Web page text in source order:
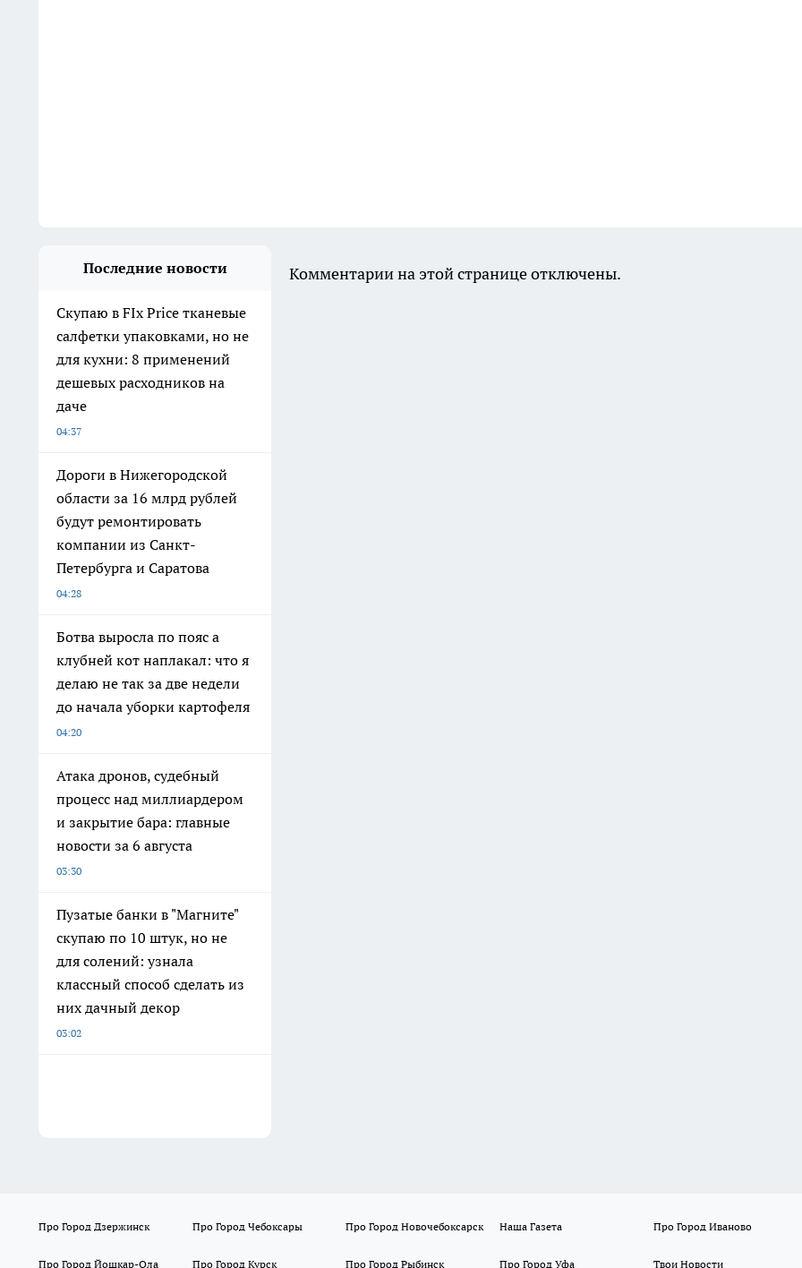
Последние новости
Скупаю в FIx Price тканевые
салфетки упаковками, но не
для кухни: 8 применений
дешевых расходников на
даче
04:37
Дороги в Нижегородской
области за 16 млрд рублей
будут ремонтировать
компании из Санкт-
Петербурга и Саратова
04:28
Ботва выросла по пояс а
клубней кот наплакал: что я
делаю не так за две недели
до начала уборки картофеля
04:20
Атака дронов, судебный
процесс над миллиардером
и закрытие бара: главные
новости за 6 августа
03:30
Пузатые банки в "Магните"
скупаю по 10 штук, но не
для солений: узнала
классный способ сделать из
них дачный декор
03:02
Комментарии на этой странице отключены.
Про Город Дзержинск Про Город Чебоксары Про Город Новочебоксарск Наша Газета Про Город Иваново
Про Город Йошкар-Ола Про Город Курск Про Город Рыбинск Про Город Уфа Твои Новости